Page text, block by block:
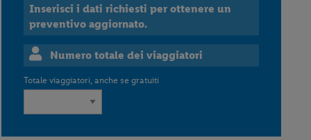
Inserisci i dati richiesti per ottenere un
preventivo aggiornato.
Numero totale dei viaggiatori
Totale viaggiatori, anche se gratuiti